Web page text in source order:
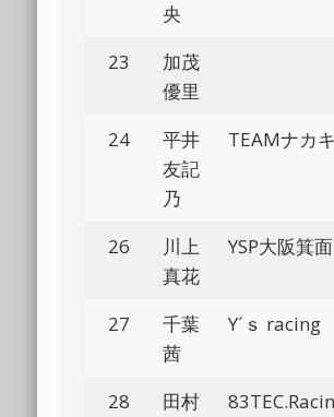
央
23
加茂
優里
24
平井
友記
乃
TEAMナカ
26
川上
真花
YSP大阪箕面
27
千葉
茜
Y´ｓ racing
28
田村